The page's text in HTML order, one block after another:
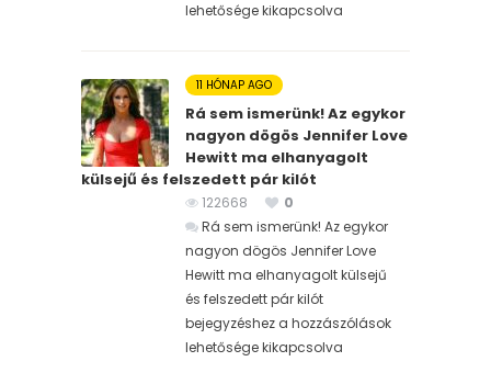
lehetősége kikapcsolva
11 HÓNAP AGO
Rá sem ismerünk! Az egykor
nagyon dögös Jennifer Love
Hewitt ma elhanyagolt
külsejű és felszedett pár kilót
122668
0
Rá sem ismerünk! Az egykor
nagyon dögös Jennifer Love
Hewitt ma elhanyagolt külsejű
és felszedett pár kilót
bejegyzéshez a hozzászólások
lehetősége kikapcsolva